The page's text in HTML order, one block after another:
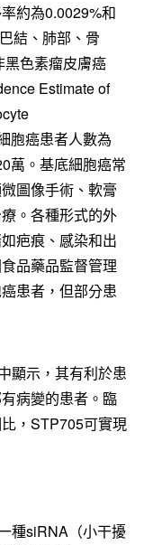
約為0.0029%和
結、肺部、骨
色素瘤皮膚癌
Estimate of
胞癌患者人數為
萬。基底細胞癌常
圖像手術、軟膏
。各種形式的外
疤痕、感染和出
品藥品監督管理
患者，但部分患
顯示，其有利於患
病變的患者。臨
，STP705可實現
種siRNA（小干擾